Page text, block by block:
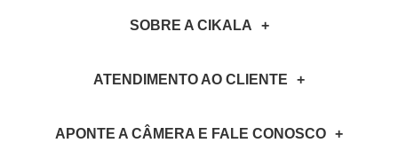
SOBRE A CIKALA
ATENDIMENTO AO CLIENTE
APONTE A CÂMERA E FALE CONOSCO